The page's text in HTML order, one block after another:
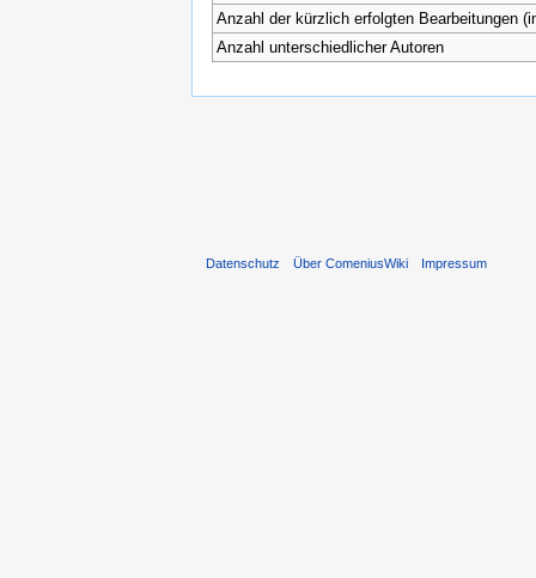
Anzahl der kürzlich erfolgten Bearbeitungen
Anzahl unterschiedlicher Autoren
Datenschutz Über ComeniusWiki Impressum